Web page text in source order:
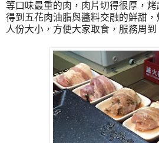
等口味最重的肉，肉片切得很厚，
得到五花肉油脂與醬料交融的鮮甜
人份大小，方便大家取食，服務周到